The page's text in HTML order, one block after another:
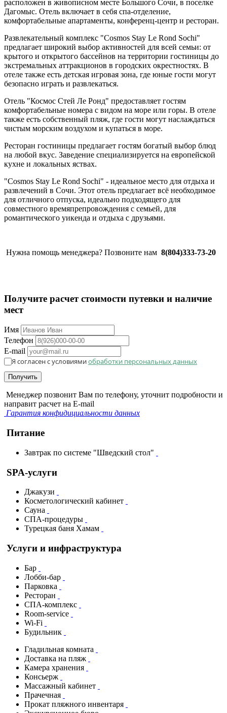
расположен в живописном месте Большого Сочи, в поселке
Дагомыс. Отель включает в себя спа-отделение,
комфортабельные апартаменты, конференц-центр и ресторан.
Развлекательный комплекс "Cosmos Stay Le Rond Sochi"
предлагает широкий выбор активностей для всей семьи: от
крытого и открытого бассейнов на территории гостиницы до
экстремальных аттракционов в городских окрестностях. В
отеле также есть детская игровая зона, где юные гости могут
безопасно играть и развлекаться.
Отель "Космос Стей Ле Ронд" предоставляет гостям
комфортабельные номера с видом на море или горы. В отеле
также есть собственный пляж, где гости могут наслаждаться
чистым морским воздухом и купаться в море.
Ресторан гостиницы предлагает гостям богатый выбор блюд
на любой вкус. Заведение специализируется на европейской
кухне и локальных яствах.
"Cosmos Stay Le Rond Sochi" - идеальное место для отдыха и
развлечений в Сочи. Этот отель предлагает всё необходимое
для отличного отпуска, идеально подходящего для
совместного времяпрепровождения с семьей, для
романтического уикенда и отдыха с друзьями.
Нужна помощь менеджера? Позвоните нам 8(804)333-73-20
Получите расчет стоимости путевки и наличие
мест
Имя
Телефон
E-mail
Я согласен с условиямиобработки персональных данных
Получить
Менеджер позвонит Вам по телефону, уточнит подробности и
направит расчет на E-mail
Гарантия конфидициальности данных
Питание
Завтрак по системе "Шведский стол"
SPA-услуги
Джакузи
Косметологический кабинет
Сауна
СПА-процедуры
Турецкая баня Хамам
Услуги и инфраструктура
Бар
Лобби-бар
Парковка
Ресторан
СПА-комплекс
Room-service
Wi-Fi
Будильник
Гладильная комната
Доставка на пляж
Камера хранения
Консьерж
Массажный кабинет
Прачечная
Прокат пляжного инвентаря